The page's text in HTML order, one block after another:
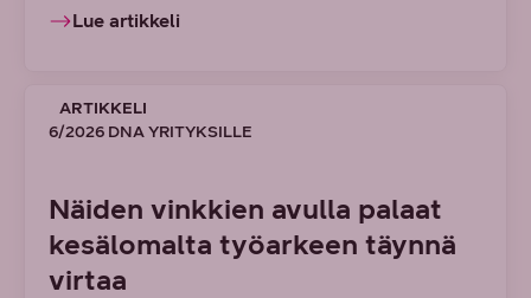
Lue artikkeli
ARTIKKELI
6/2026 DNA YRITYKSILLE
Näiden vinkkien avulla palaat
kesälomalta työarkeen täynnä
virtaa